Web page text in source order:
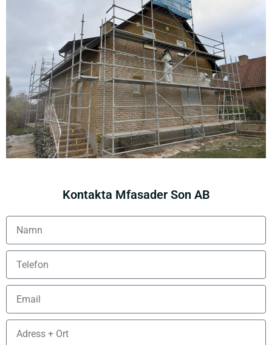
Kontakta Mfasader Son AB